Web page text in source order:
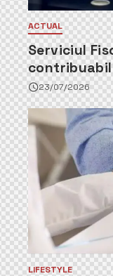
ACTUAL
Serviciul
privind
bunurile
23/07/2026
LIFESTYLE